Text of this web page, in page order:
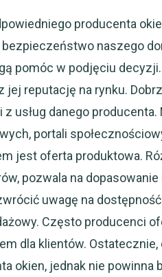
producenta
naszego
pomóc w podjęciu
jej reputację na rynku.
z usług danego
portali
jest oferta produktowa.
pozwala na
uwagę na
Często producenci
dla klientów.
okien, jednak nie